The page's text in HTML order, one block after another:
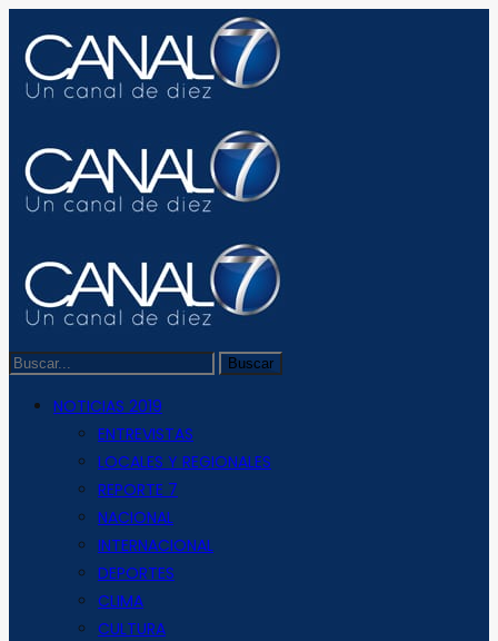
NOTICIAS 2019
ENTREVISTAS
LOCALES Y REGIONALES
REPORTE 7
NACIONAL
INTERNACIONAL
DEPORTES
CLIMA
CULTURA